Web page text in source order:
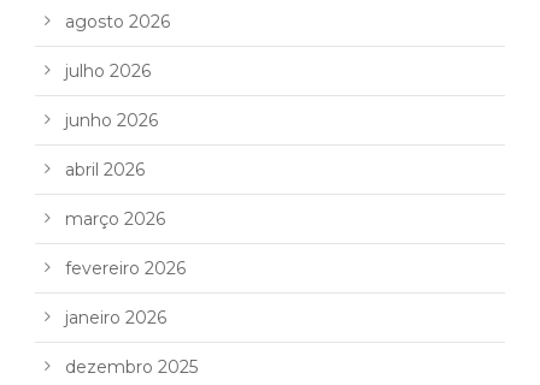
agosto 2026
julho 2026
junho 2026
abril 2026
março 2026
fevereiro 2026
janeiro 2026
dezembro 2025